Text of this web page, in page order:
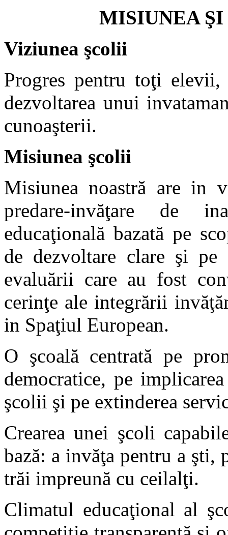
MISIUNEA
Viziunea şcolii
Progres pentru toţi
dezvoltarea unui invatama
cunoaşterii.
Misiunea şcolii
Misiunea noastră are in
predare-invăţare de i
educaţională bazată pe
de dezvoltare clare şi pe
evaluării care au fost
cerinţe ale integrării i
in Spaţiul European.
O şcoală centrată pe
democratice, pe
şcolii şi pe extinderea
Crearea unei şcoli
bază: a invăţa pentru a şti,
trăi impreună cu ceilalţi.
Climatul educaţional al